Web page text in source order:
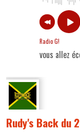
Radio G!
vous allez
Rudy's Back du